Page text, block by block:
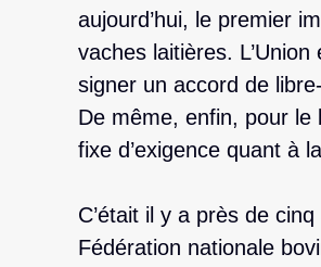
aujourd’hui, le premier
vaches laitières.
signer un accord de
De même, enfin, pour le
fixe d’exigence quant à
C’était il y a près de
Fédération nationale